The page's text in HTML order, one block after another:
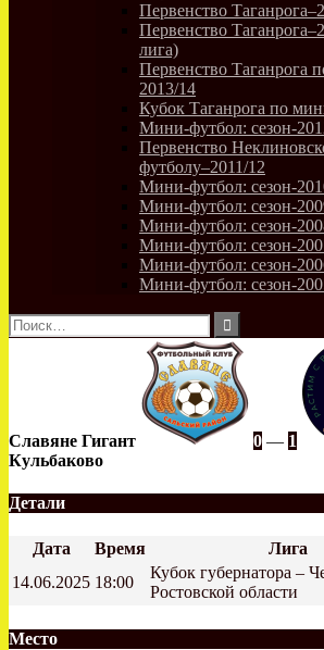
Первенство
Первенство
лига)
Первенство Таганрога
2013/14
Кубок Таганрога по
Мини-футбол: сезон-
Первенство
футболу–2011/12
Мини-футбол: сезон-
Мини-футбол: сезон-
Мини-футбол: сезон-
Мини-футбол: сезон-
Мини-футбол: сезон-
Мини-футбол: сезон-
Найти:
Славяне Гигант 0 — 1
Кульбаково
Детали
Дата Время Лига
14.06.2025 18:00
Кубок губернатора –
Ростовской области
Место